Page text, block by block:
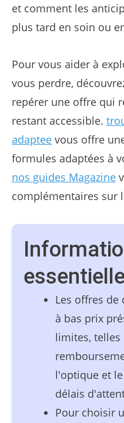
et comment les
plus tard en soin ou
Pour vous aider à
vous perdre,
repérer une offre qui
restant accessible.
adaptee vous offre
formules adaptées à
nos guides Magazine
complémentaires sur
Les offres
à bas prix
limites, telles
l'optique et
délais
Pour choisir